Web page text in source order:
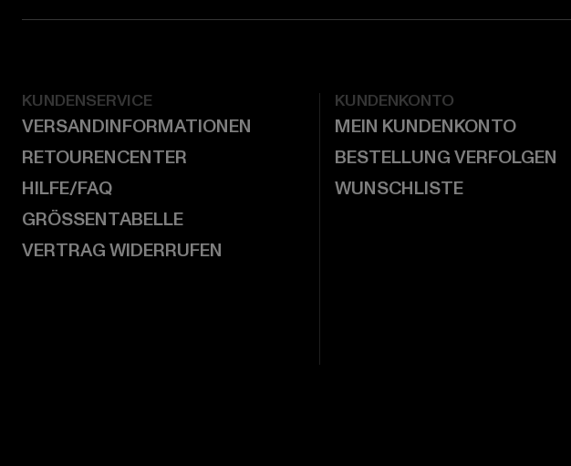
KUNDENSERVICE
VERSANDINFORMATIONEN
RETOURENCENTER
HILFE/FAQ
GRÖSSENTABELLE
VERTRAG WIDERRUFEN
KUNDENKONTO
MEIN KUNDENKONTO
BESTELLUNG VERFOLGEN
WUNSCHLISTE